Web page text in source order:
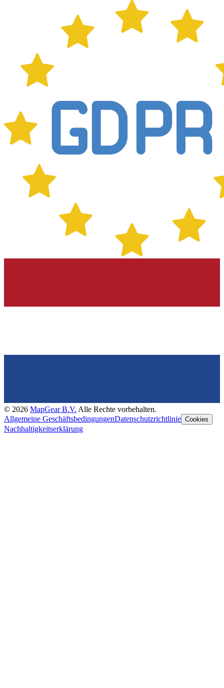
© 2026 MapGear B.V. Alle Rechte vorbehalten.
Allgemeine GeschäftsbedingungenDatenschutzrichtlinie Cookies
Nachhaltigkeitserklärung